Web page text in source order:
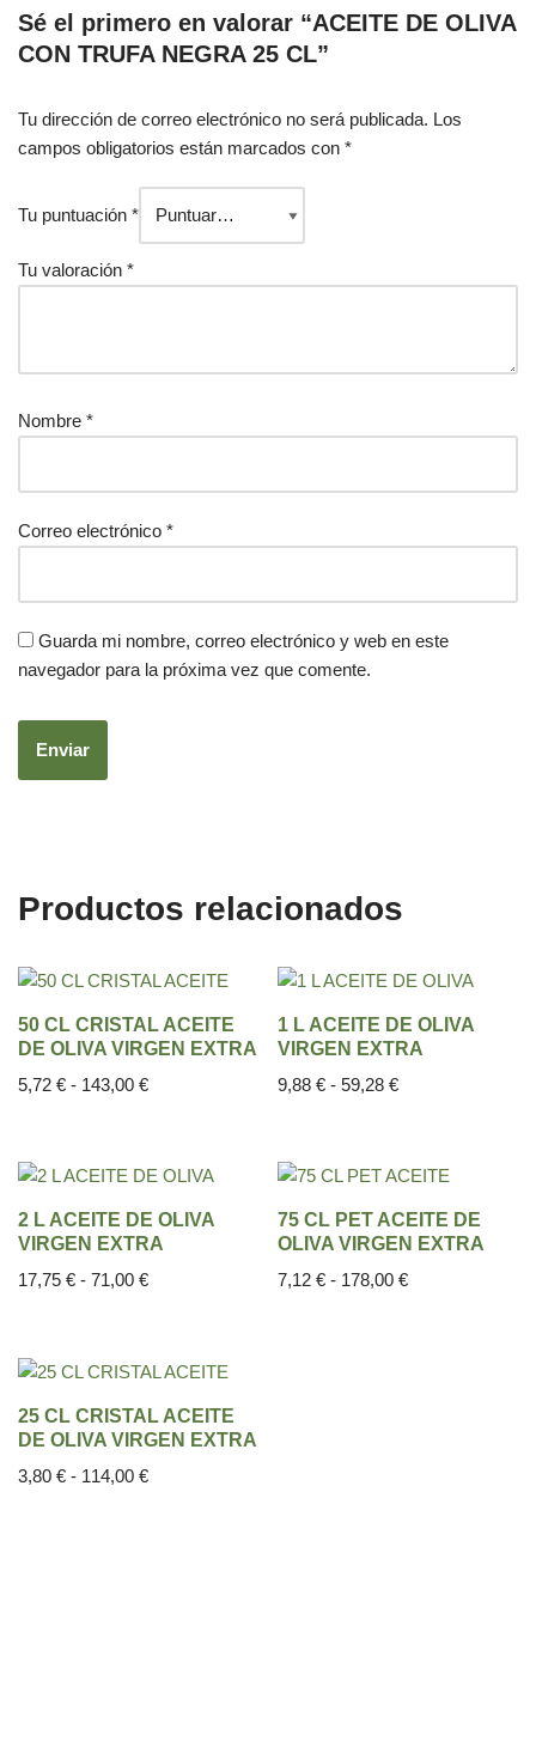
Sé el primero en valorar “ACEITE DE OLIVA
CON TRUFA NEGRA 25 CL”
Tu dirección de correo electrónico no será publicada. Los
campos obligatorios están marcados con *
Tu puntuación *
Tu valoración *
Nombre *
Correo electrónico *
Guarda mi nombre, correo electrónico y web en este
navegador para la próxima vez que comente.
Alternative:
Productos relacionados
50 CL CRISTAL ACEITE
DE OLIVA VIRGEN EXTRA
5,72 € - 143,00 €
1 L ACEITE DE OLIVA
VIRGEN EXTRA
9,88€ - 59,28€
2 L ACEITE DE OLIVA
VIRGEN EXTRA
17,75 € - 71,00 €
75 CL PET ACEITE DE
OLIVA VIRGEN EXTRA
7,12€ - 178,00€
25 CL CRISTAL ACEITE
DE OLIVA VIRGEN EXTRA
3,80 € - 114,00 €